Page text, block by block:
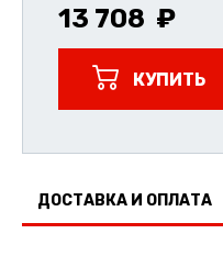
13 708
КУПИТЬ
ДОСТАВКА И ОПЛАТА